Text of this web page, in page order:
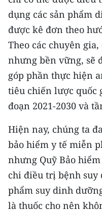
ENGLISH
中文
FRANÇAIS
РУССКИЙ
ESPAÑOL
한국어
dụng các sản phẩm
được kê đơn theo
Theo các chuyên
nhưng bền vững, sẽ
góp phần thực hiện
tiêu chiến lược quốc
đoạn 2021-2030 và
Hiện nay, chúng ta
bảo hiểm y tế miễn
nhưng Quỹ Bảo
chi điều trị bệnh suy
phẩm suy dinh
là thuốc cho nên